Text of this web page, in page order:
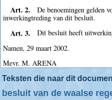
Art. 2.
De benoemingen gelden
inwerkingtreding van dit besluit.
Art. 3.
Dit besluit heeft
Namen, 29 maart 2002.
Mevr. M. ARENA
Teksten die naar dit
besluit van de waalse